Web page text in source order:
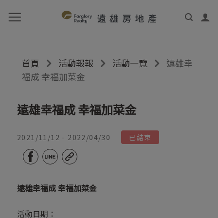
首頁 活動報報 活動一覽
遠雄幸
福成 幸福加菜金
遠雄幸福成 幸福加菜金
2021/11/12 - 2022/04/30 已結束
遠雄幸福成 幸福加菜金
活動日期：